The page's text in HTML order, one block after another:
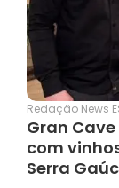
Redação News
Gran
com
Serra